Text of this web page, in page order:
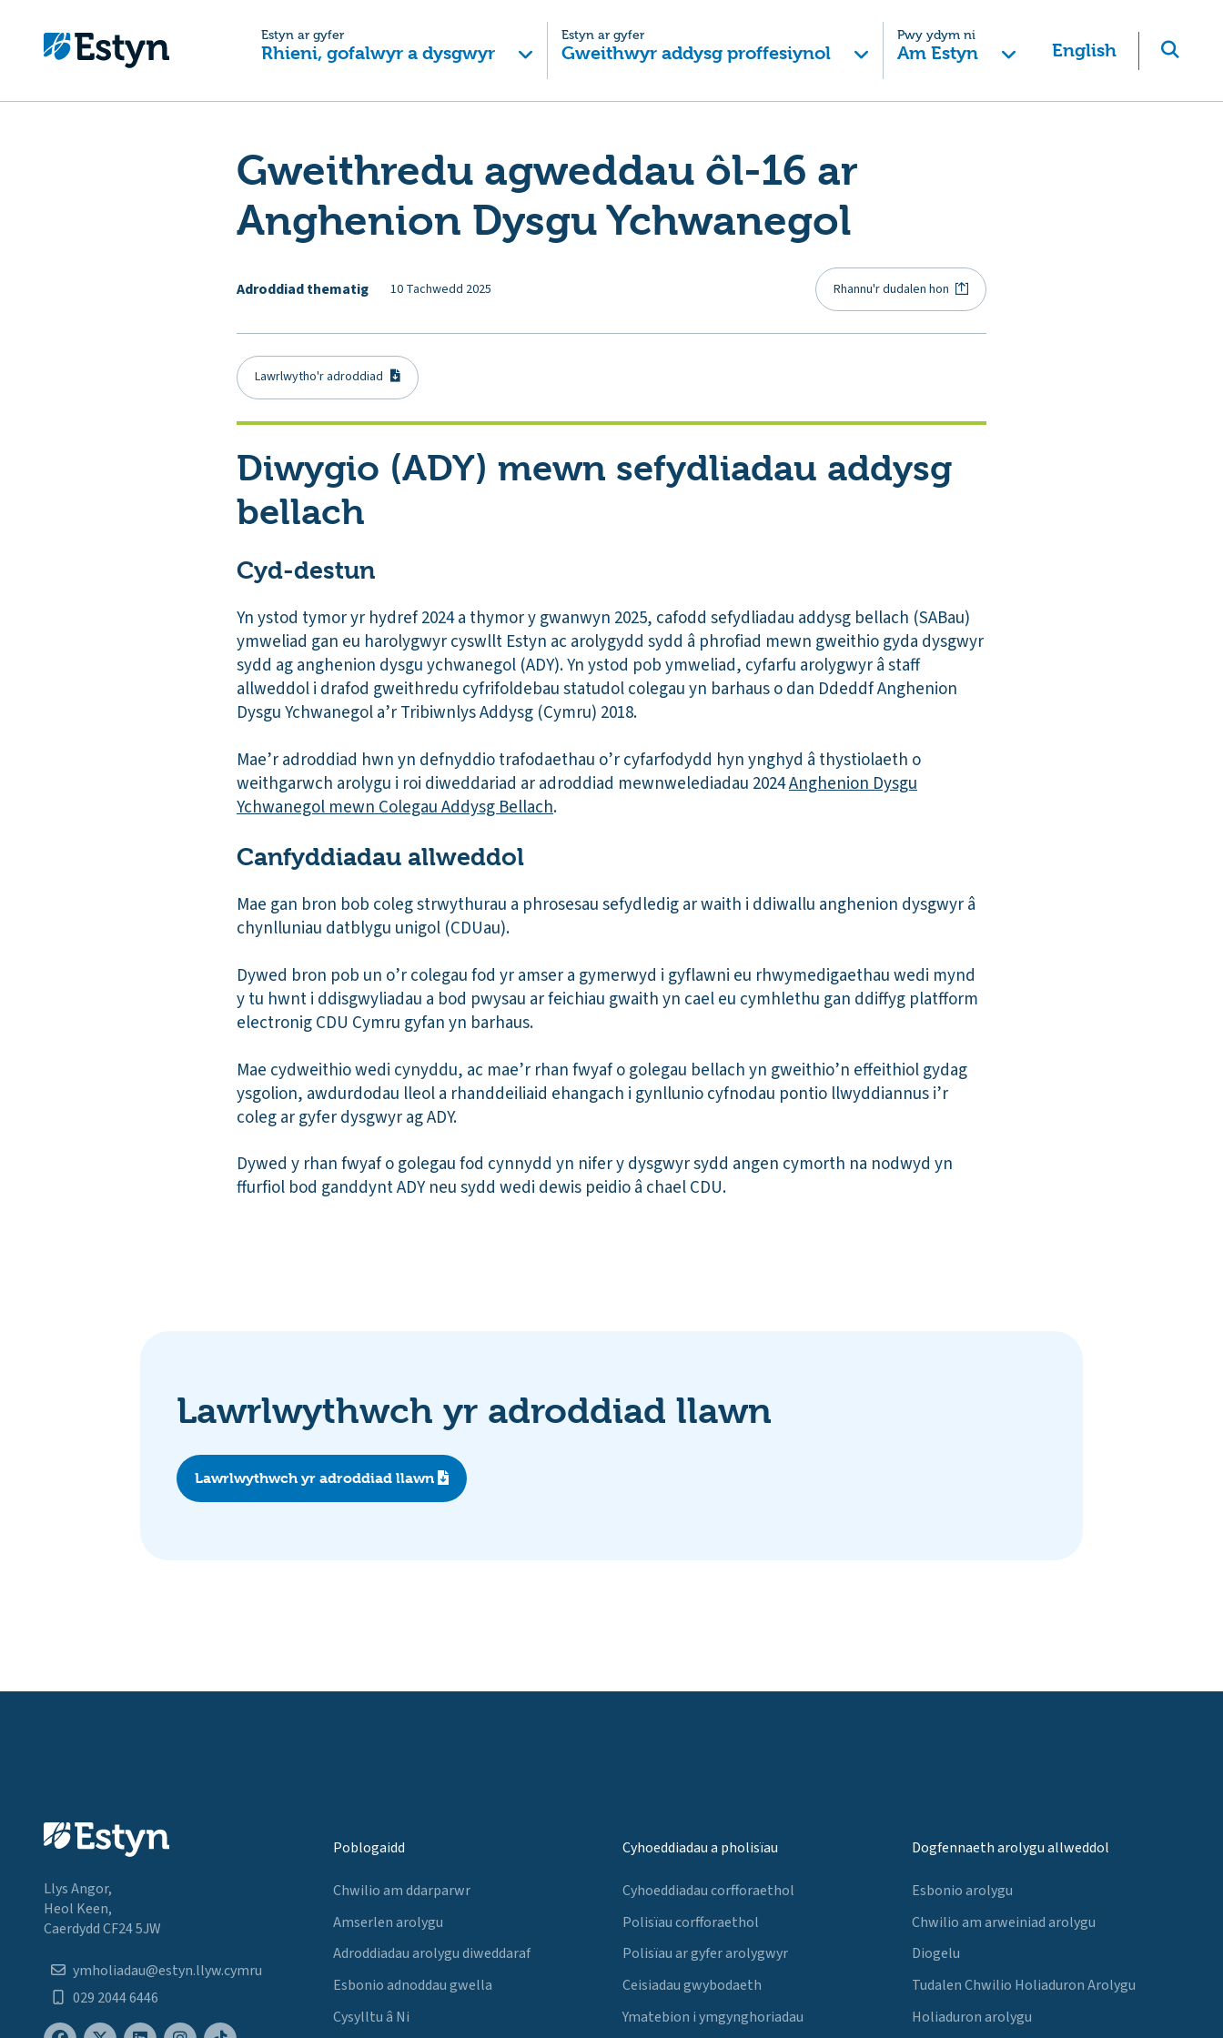
Estyn ar gyfer
Rhieni, gofalwyr a dysgwyr
Estyn ar gyfer
Gweithwyr addysg proffesiynol
Pwy ydym ni
Am Estyn English
Gweithredu agweddau ôl-16 ar
Anghenion Dysgu Ychwanegol
Adroddiad thematig 10 Tachwedd 2025 Rhannu'r dudalen hon
Lawrlwytho'r adroddiad
Diwygio (ADY) mewn sefydliadau addysg
bellach
Cyd-destun
Yn ystod tymor yr hydref 2024 a thymor y gwanwyn 2025, cafodd sefydliadau addysg bellach (SABau)
ymweliad gan eu harolygwyr cyswllt Estyn ac arolygydd sydd â phrofiad mewn gweithio gyda dysgwyr
sydd ag anghenion dysgu ychwanegol (ADY). Yn ystod pob ymweliad, cyfarfu arolygwyr â staff
allweddol i drafod gweithredu cyfrifoldebau statudol colegau yn barhaus o dan Ddeddf Anghenion
Dysgu Ychwanegol a’r Tribiwnlys Addysg (Cymru) 2018.
Mae’r adroddiad hwn yn defnyddio trafodaethau o’r cyfarfodydd hyn ynghyd â thystiolaeth o
weithgarwch arolygu i roi diweddariad ar adroddiad mewnwelediadau 2024Anghenion Dysgu
Ychwanegol mewn Colegau Addysg Bellach.
Canfyddiadau allweddol
Mae gan bron bob coleg strwythurau a phrosesau sefydledig ar waith i ddiwallu anghenion dysgwyr â
chynlluniau datblygu unigol (CDUau).
Dywed bron pob un o’r colegau fod yr amser a gymerwyd i gyflawni eu rhwymedigaethau wedi mynd
y tu hwnt i ddisgwyliadau a bod pwysau ar feichiau gwaith yn cael eu cymhlethu gan ddiffyg platfform
electronig CDU Cymru gyfan yn barhaus.
Mae cydweithio wedi cynyddu, ac mae’r rhan fwyaf o golegau bellach yn gweithio’n effeithiol gydag
ysgolion, awdurdodau lleol a rhanddeiliaid ehangach i gynllunio cyfnodau pontio llwyddiannus i’r
coleg ar gyfer dysgwyr ag ADY.
Dywed y rhan fwyaf o golegau fod cynnydd yn nifer y dysgwyr sydd angen cymorth na nodwyd yn
ffurfiol bod ganddynt ADY neu sydd wedi dewis peidio â chael CDU.
Lawrlwythwch yr adroddiad llawn
Lawrlwythwch yr adroddiad llawn
Llys Angor,
Heol Keen,
Caerdydd CF24 5JW
ymholiadau@estyn.llyw.cymru
029 2044 6446
Poblogaidd
Chwilio am ddarparwr
Amserlen arolygu
Adroddiadau arolygu diweddaraf
Esbonio adnoddau gwella
Cysylltu â Ni
Cyhoeddiadau a pholisïau
Cyhoeddiadau corfforaethol
Polisïau corfforaethol
Polisïau ar gyfer arolygwyr
Ceisiadau gwybodaeth
Ymatebion i ymgynghoriadau
Dogfennaeth arolygu allweddol
Esbonio arolygu
Chwilio am arweiniad arolygu
Diogelu
Tudalen Chwilio Holiaduron Arolygu
Holiaduron arolygu